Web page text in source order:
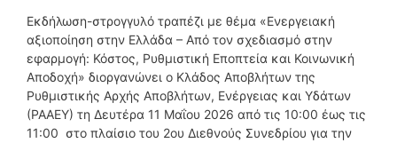
Εκδήλωση-στρογγυλό τραπέζι με θέμα «Ενεργειακή
αξιοποίηση στην Ελλάδα – Από τον σχεδιασμό στην
εφαρμογή: Κόστος, Ρυθμιστική Εποπτεία και Κοινωνική
Αποδοχή» διοργανώνει ο Κλάδος Αποβλήτων της
Ρυθμιστικής Αρχής Αποβλήτων, Ενέργειας και Υδάτων
(ΡΑΑΕΥ) τη Δευτέρα 11 Μαΐου 2026 από τις 10:00 έως τις
11:00 στο πλαίσιο του 2ου Διεθνούς Συνεδρίου για την